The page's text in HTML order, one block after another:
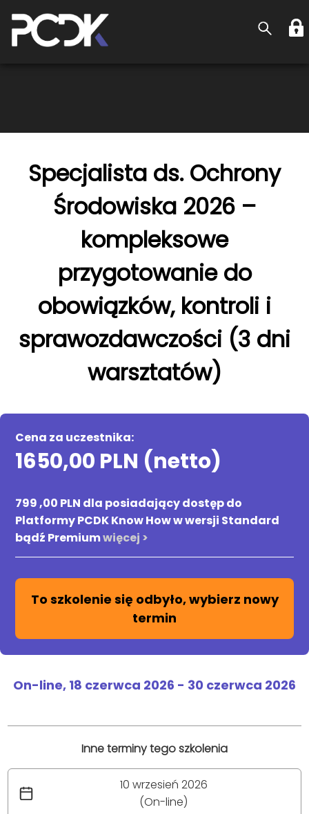
Specjalista ds. Ochrony
Środowiska 2026 –
kompleksowe
przygotowanie do
obowiązków, kontroli i
sprawozdawczości (3 dni
warsztatów)
Cena za uczestnika:
1650,00 PLN (netto)
799 ,00 PLN dla posiadający dostęp do
Platformy PCDK Know How w wersji Standard
bądź Premiumwięcej >
To szkolenie się odbyło, wybierz nowy
termin
On-line, 18 czerwca 2026 - 30 czerwca 2026
Inne terminy tego szkolenia
10 wrzesień 2026
(On-line)